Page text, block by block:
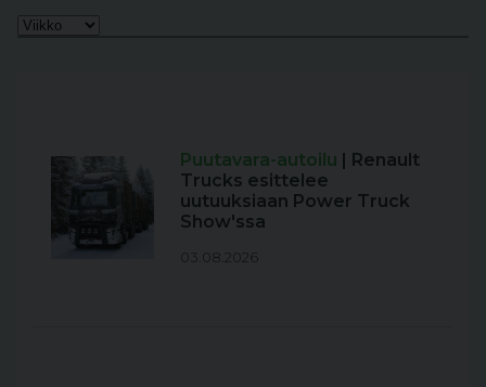
Puutavara-autoilu | Renault
Trucks esittelee
uutuuksiaan Power Truck
Show'ssa
03.08.2026